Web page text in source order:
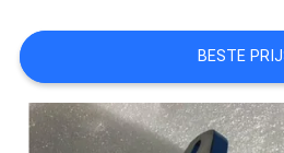
PRIVACY
POLICY
BESTE